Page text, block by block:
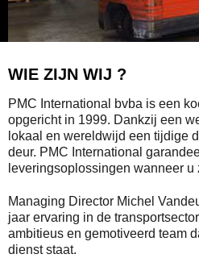
WIE ZIJN WIJ ?
PMC International bvba is een
opgericht in 1999. Dankzij een
lokaal en wereldwijd een tijdige
deur. PMC International
leveringsoplossingen wanneer u
Managing Director Michel
jaar ervaring in de
ambitieus en gemotiveerd team
dienst staat.